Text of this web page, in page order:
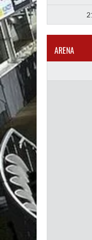
ARENA